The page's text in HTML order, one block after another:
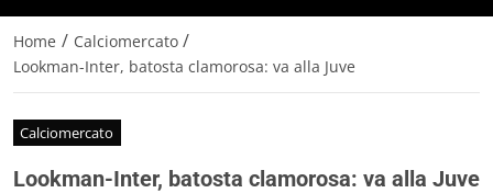
Home / Calciomercato /
Lookman-Inter, batosta clamorosa: va alla Juve
Calciomercato
Lookman-Inter, batosta clamorosa: va alla Juve